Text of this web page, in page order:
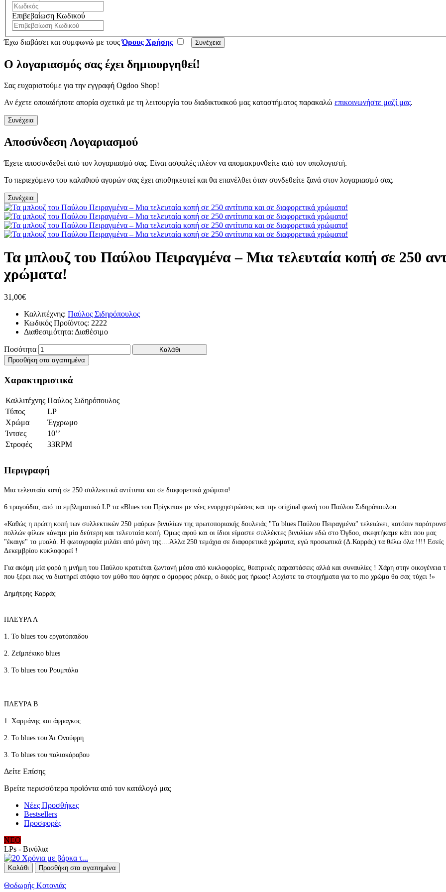
Επιβεβαίωση Κωδικού
Έχω διαβάσει και συμφωνώ με τουςΌρους Χρήσης
Ο λογαριασμός σας έχει δημιουργηθεί!
Σας ευχαριστούμε για την εγγραφή Ogdoo Shop!
Αν έχετε οποιαδήποτε απορία σχετικά με τη λειτουργία του διαδικτυακού μας καταστήματος παρακαλώ επικοινωνήστε μαζί μας.
Συνέχεια
Αποσύνδεση Λογαριασμού
Έχετε αποσυνδεθεί από τον λογαριασμό σας. Είναι ασφαλές πλέον να απομακρυνθείτε από τον υπολογιστή.
Το περιεχόμενο του καλαθιού αγορών σας έχει αποθηκευτεί και θα επανέλθει όταν συνδεθείτε ξανά στον λογαριασμό σας.
Συνέχεια
Τα μπλουζ του Παύλου Πειραγμένα – Μια τελευταία κοπή σε 250
χρώματα!
31,00€
Καλλιτέχνης: Παύλος Σιδηρόπουλος
Κωδικός Προϊόντος: 2222
Διαθεσιμότητα: Διαθέσιμο
Ποσότητα
Καλάθι
Προσθήκη στα αγαπημένα
Χαρακτηριστικά
Καλλιτέχνης Παύλος Σιδηρόπουλος
Τύπος
LP
Χρώμα
Έγχρωμο
Ίντσες
10’’
Στροφές
33RPM
Περιγραφή
Μια τελευταία κοπή σε 250 συλλεκτικά αντίτυπα και σε διαφορετικά χρώματα!
6 τραγούδια, από το εμβληματικό LP τα «Blues του Πρίγκιπα» με νέες ενορχηστρώσεις και την original φωνή του Παύλου Σιδηρόπουλου.
«Καθώς η πρώτη κοπή των συλλεκτικών 250 μαύρων βινυλίων της πρωτοποριακής δουλειάς "Τα blues Παύλου Πειραγμένα" τελειώνει, κατόπιν
πολλών φίλων κάναμε μία δεύτερη και τελευταία κοπή. Όμως αφού και οι ίδιοι είμαστε συλλέκτες βινυλίων εδώ στο Όγδοο, σκεφτήκαμε κάτι που μας
"έκαιγε" το μυαλό. Η φωτογραφία μιλάει από μόνη της....Άλλα 250 τεμάχια σε διαφορετικά χρώματα, εγώ προσωπικά (Δ.Καρράς) τα θέλω όλα !!!! Εσείς
Δεκεμβρίου κυκλοφορεί !
Για ακόμη μία φορά η μνήμη του Παύλου κρατιέται ζωντανή μέσα από κυκλοφορίες, θεατρικές παραστάσεις αλλά και συναυλίες ! Χάρη στην οικογένεια
που ξέρει πως να διατηρεί ατόφιο τον μύθο που άφησε ο όμορφος ρόκερ, ο δικός μας ήρωας! Αρχίστε τα στοιχήματα για το πιο χρώμα θα σας τύχει !»
Δημήτρης Καρράς
ΠΛΕΥΡΑ Α
1. Το blues του εργατόπαιδου
2. Ζεϊμπέκικο blues
3. Το blues του Ρουμπόλα
ΠΛΕΥΡΑ Β
1. Χαρμάνης και άφραγκος
2. Το blues του Άι Ονούφρη
3. Το blues του παλιοκάραβου
Δείτε Επίσης
Βρείτε περισσότερα προϊόντα από τον κατάλογό μας
Νέες Προσθήκες
Bestsellers
Προσφορές
ΝΕΟ
LPs - Βινύλια
Καλάθι Προσθήκη στα αγαπημένα
Θοδωρής Κοτονιάς